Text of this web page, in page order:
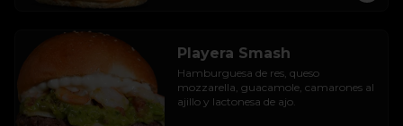
Playera Smash
Hamburguesa de res, queso
mozzarella, guacamole, camarones al
ajillo y lactonesa de ajo.